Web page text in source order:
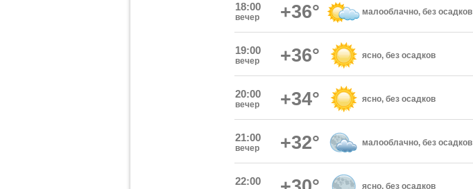
18:00
вечер +36° малооблачно, без осадков
19:00
вечер +36° ясно, без осадков
20:00
вечер +34° ясно, без осадков
21:00
вечер +32° малооблачно, без осадков
22:00 ясно, без осадков